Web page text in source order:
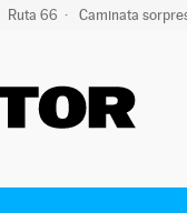
Ruta 66 Caminata